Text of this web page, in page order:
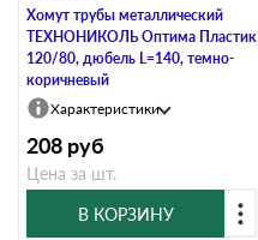
Хомут трубы металлический
ТЕХНОНИКОЛЬ Оптима Пластик
120/80, дюбель L=140, темно-
коричневый
Характеристики
208 руб
Цена за шт.
В КОРЗИНУ